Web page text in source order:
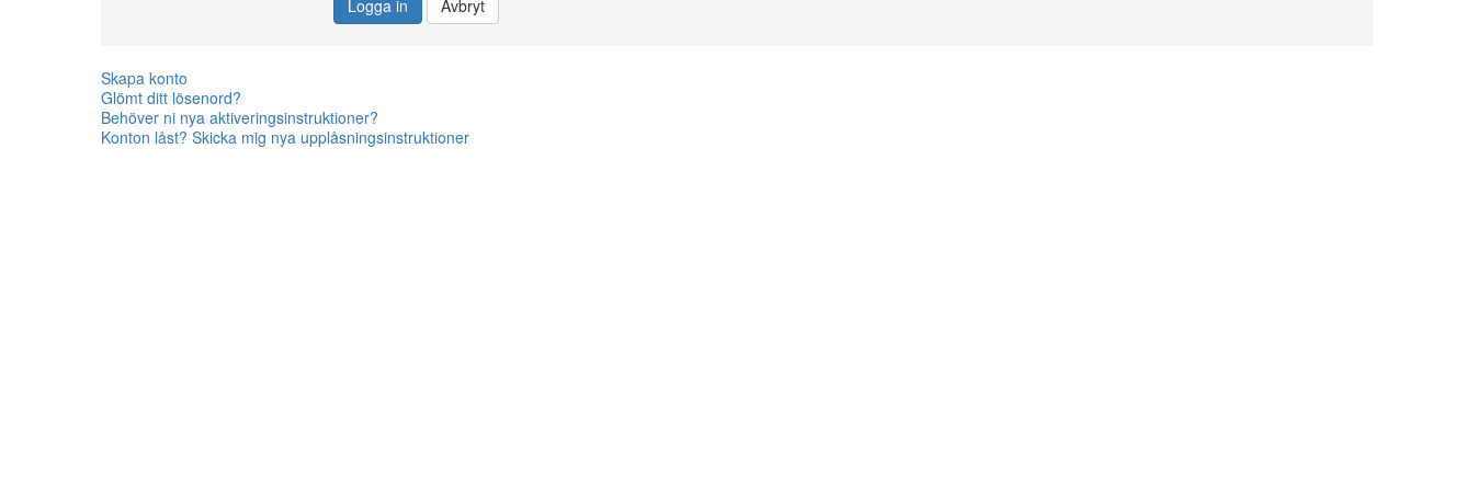
Logga in Avbryt
Skapa konto
Glömt ditt lösenord?
Behöver ni nya aktiveringsinstruktioner?
Konton låst? Skicka mig nya upplåsningsinstruktioner